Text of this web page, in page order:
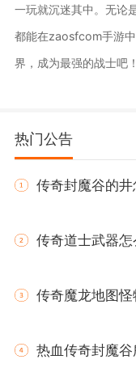
一玩就沉迷其中。无论
都能在zaosfcom手游
界，成为最强的战士吧！
热门公告
传奇封魔谷的
传奇道士武器怎
传奇魔龙地图
热血传奇封魔